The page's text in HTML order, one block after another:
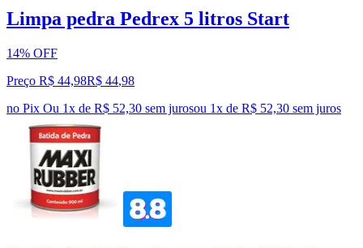
Limpa pedra Pedrex 5 litros Start
14% OFF
Preço R$ 44,98R$ 44,98
no Pix Ou 1x de R$ 52,30 sem jurosou 1x de R$ 52,30 sem juros